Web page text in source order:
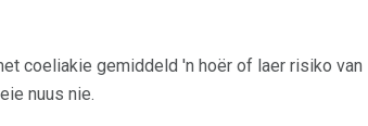
coeliakie gemiddeld 'n hoër of laer risiko van
nuus nie.